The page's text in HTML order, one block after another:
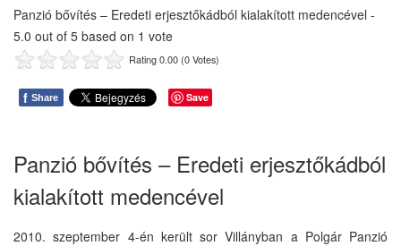
Panzió bővítés – Eredeti erjesztőkádból kialakított medencével -
5.0 out of 5 based on 1 vote
Rating 0.00 (0 Votes)
f Share Save
Panzió bővítés – Eredeti erjesztőkádból
kialakított medencével
2010. szeptember 4-én került sor Villányban a Polgár Panzió